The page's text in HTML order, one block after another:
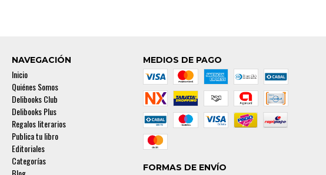
NAVEGACIÓN
Inicio
Quiénes Somos
Delibooks Club
Delibooks Plus
Regalos literarios
Publica tu libro
Editoriales
Categorías
MEDIOS DE PAGO
FORMAS DE ENVÍO